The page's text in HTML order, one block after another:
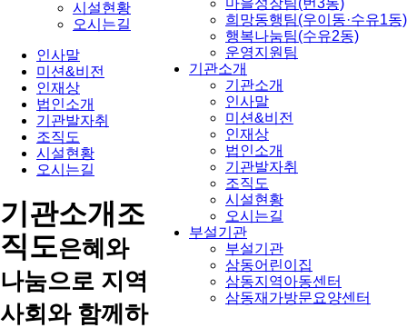
마을성장팀(번3동)
희망동행팀(우이동·수유1동)
행복나눔팀(수유2동)
운영지원팀
기관소개
기관소개
인사말
미션&비전
인재상
법인소개
기관발자취
조직도
시설현황
오시는길
부설기관
부설기관
삼동어린이집
삼동지역아동센터
삼동재가방문요양센터
시설현황
오시는길
인사말
미션&비전
인재상
법인소개
기관발자취
조직도
시설현황
오시는길
기관소개조
직도은혜와
나눔으로 지역
사회와 함께하